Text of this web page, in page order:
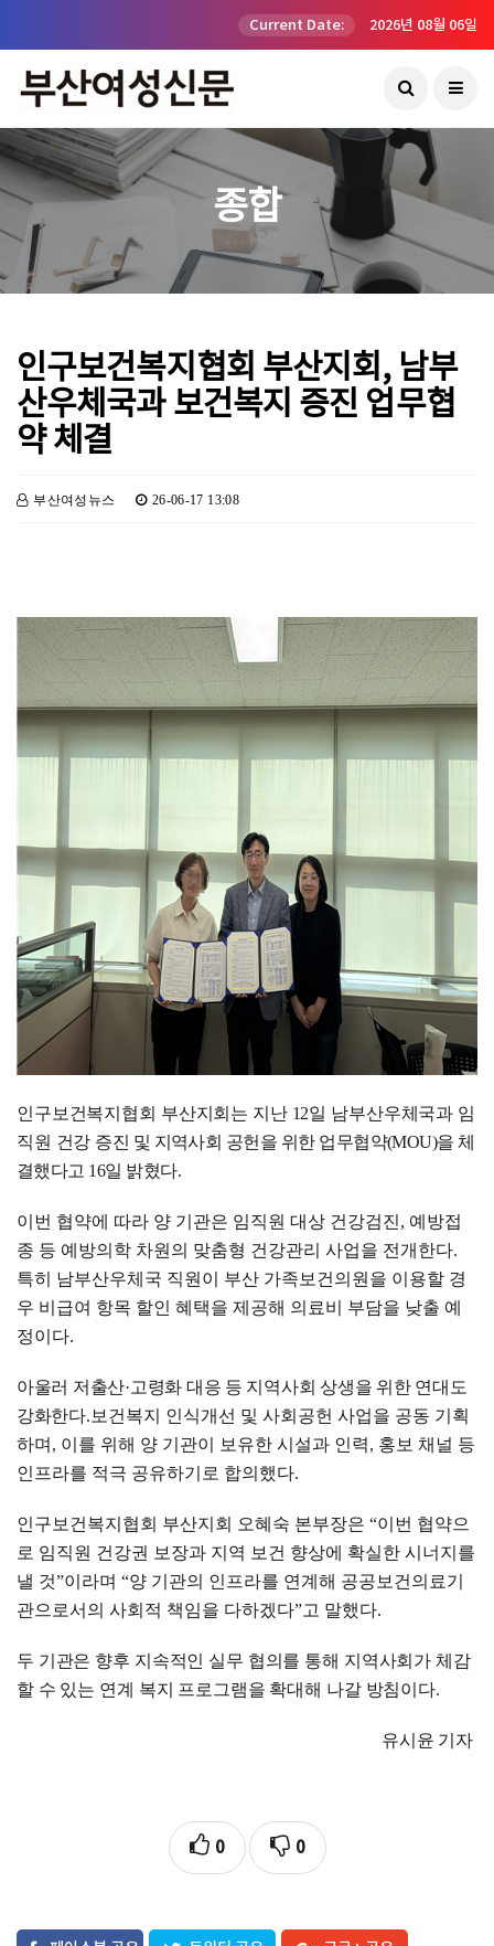
Current Date: 2026년 08월 06일
종합
인구보건복지협회 부산지회, 남부
산우체국과 보건복지 증진 업무협
약 체결
부산여성뉴스 26-06-17 13:08
인구보건복지협회 부산지회는 지난 12일 남부산우체국과 임
직원 건강 증진 및 지역사회 공헌을 위한 업무협약(MOU)을 체
결했다고 16일 밝혔다.
이번 협약에 따라 양 기관은 임직원 대상 건강검진, 예방접
종 등 예방의학 차원의 맞춤형 건강관리 사업을 전개한다.
특히 남부산우체국 직원이 부산 가족보건의원을 이용할 경
우 비급여 항목 할인 혜택을 제공해 의료비 부담을 낮출 예
정이다.
아울러 저출산·고령화 대응 등 지역사회 상생을 위한 연대도
강화한다. 보건복지 인식개선 및 사회공헌 사업을 공동 기획
하며 , 이를 위해 양 기관이 보유한 시설과 인력, 홍보 채널 등
인프라를 적극 공유하기로 합의했다.
인구보건복지협회 부산지회 오혜숙 본부장은 “이번 협약으
로 임직원 건강권 보장과 지역 보건 향상에 확실한 시너지를
낼 것”이라며 “양 기관의 인프라를 연계해 공공보건의료기
관으로서의 사회적 책임을 다하겠다”고 말했다.
두 기관은 향후 지속적인 실무 협의를 통해 지역사회가 체감
할 수 있는 연계 복지 프로그램을 확대해 나갈 방침이다.
유시윤 기자
0 0